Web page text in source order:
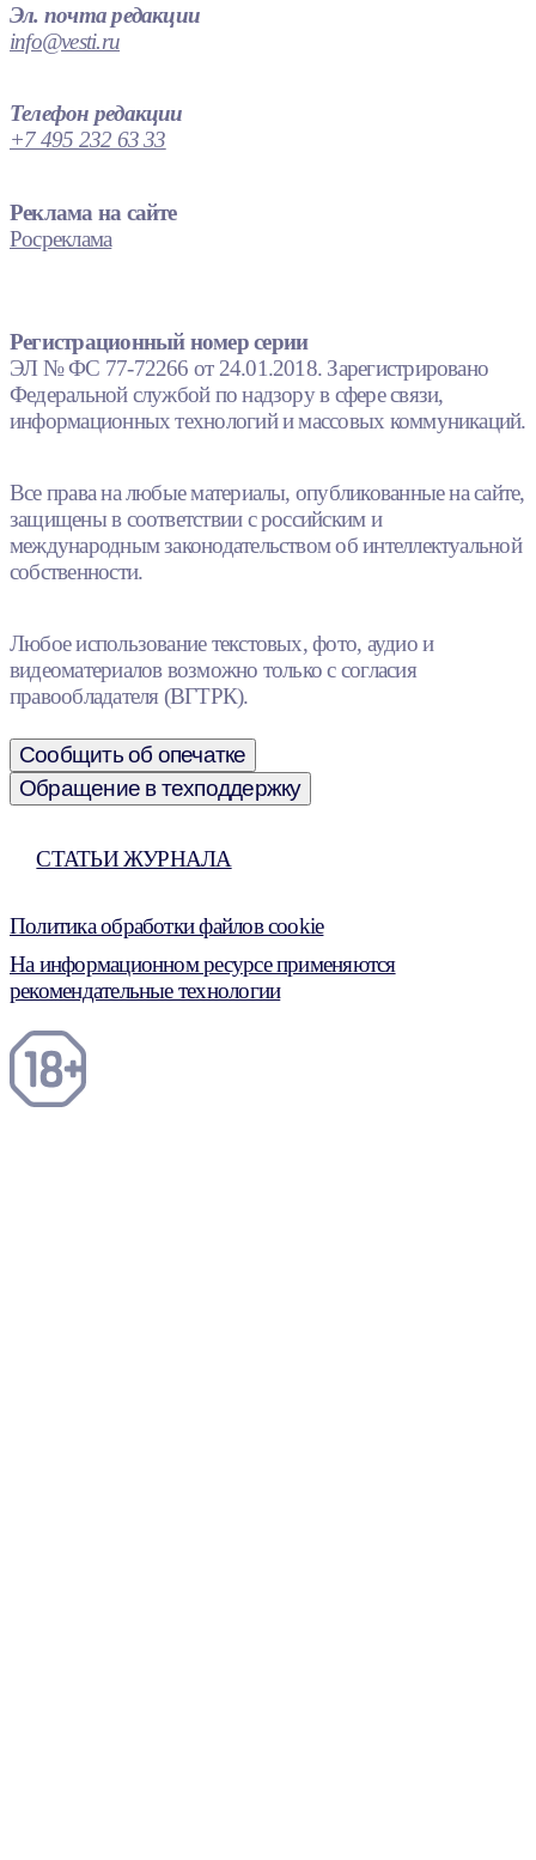
Эл. почта редакции
info@vesti.ru
Телефон редакции
+7 495 232 63 33
Реклама на сайте
Росреклама
Регистрационный номер серии
ЭЛ № ФС 77-72266 от 24.01.2018. Зарегистрировано
Федеральной службой по надзору в сфере связи,
информационных технологий и массовых коммуникаций.
Все права на любые материалы, опубликованные на сайте,
защищены в соответствии с российским и
международным законодательством об интеллектуальной
собственности.
Любое использование текстовых, фото, аудио и
видеоматериалов возможно только с согласия
правообладателя (ВГТРК).
Сообщить об опечатке
Обращение в техподдержку
СТАТЬИ ЖУРНАЛА
Политика обработки файлов cookie
На информационном ресурсе применяются
рекомендательные технологии